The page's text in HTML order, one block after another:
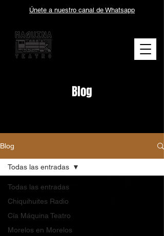
Únete a nuestro canal de Whatsapp
Blog
Blog
Todas las entradas
Chiquihuites Radio
Cía Máquina Teatro
Morelos en Morelos
Todas las entradas